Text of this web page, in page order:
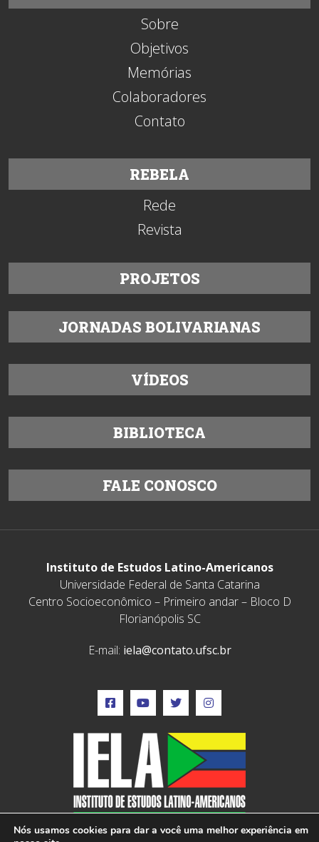
Sobre
Objetivos
Memórias
Colaboradores
Contato
REBELA
Rede
Revista
PROJETOS
JORNADAS BOLIVARIANAS
VÍDEOS
BIBLIOTECA
FALE CONOSCO
Instituto de Estudos Latino-Americanos
Universidade Federal de Santa Catarina
Centro Socioeconômico – Primeiro andar – Bloco D
Florianópolis SC
E-mail: iela@contato.ufsc.br
Nós usamos cookies para dar a você uma melhor experiência em